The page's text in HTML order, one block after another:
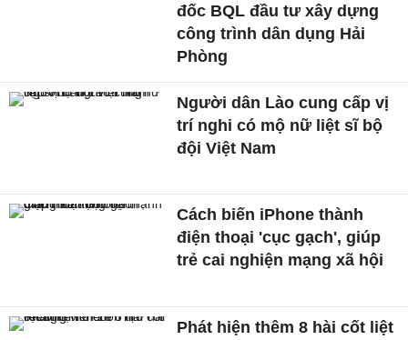
đốc BQL đầu tư xây dựng
công trình dân dụng Hải
Phòng
Người dân Lào cung cấp vị
trí nghi có mộ nữ liệt sĩ bộ
đội Việt Nam
Cách biến iPhone thành
điện thoại 'cục gạch', giúp
trẻ cai nghiện mạng xã hội
Phát hiện thêm 8 hài cốt liệt